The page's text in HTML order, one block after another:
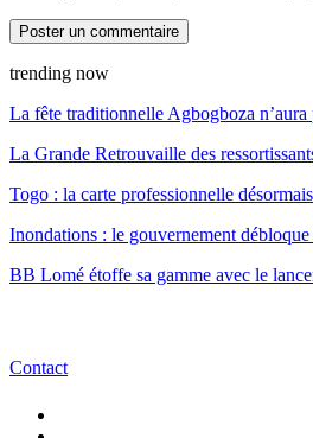
trending now
La fête traditionnelle Agbogboza
La Grande Retrouvaille des
Togo : la carte professionnelle
Inondations : le gouvernement
BB Lomé étoffe sa gamme avec le
Contact